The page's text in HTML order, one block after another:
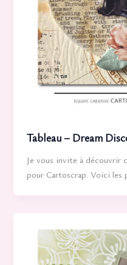
Tableau – Dream
Je vous invite à découvrir
pour Cartoscrap. Voici les